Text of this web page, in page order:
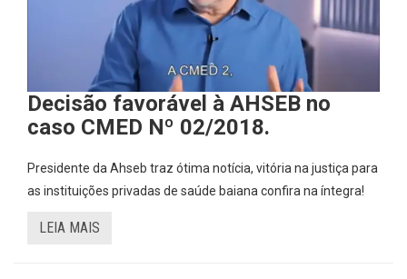
Decisão favorável à AHSEB no
caso CMED Nº 02/2018.
Presidente da Ahseb traz ótima notícia, vitória na justiça para
as instituições privadas de saúde baiana confira na íntegra!
LEIA MAIS